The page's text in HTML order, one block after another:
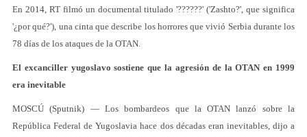
En 2014, RT filmó un documental titulado '??????' ('Zashto?', que significa
'¿por qué?'), una cinta que describe los horrores que vivió Serbia durante los
78 días de los ataques de la OTAN.
El excanciller yugoslavo sostiene que la agresión de la OTAN en 1999
era inevitable
MOSCÚ (Sputnik) — Los bombardeos que la OTAN lanzó sobre la
República Federal de Yugoslavia hace dos décadas eran inevitables, dijo a